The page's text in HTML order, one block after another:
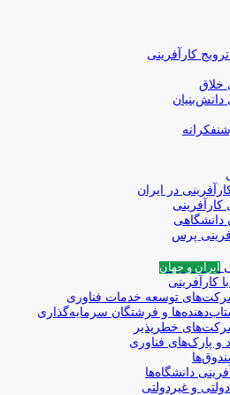
کارآفرینی
در ایران
کارآفرینی
دانشگاهی
پرس
ایران و جهان
کارآفرینی
توسعه‌ خدمات فناوری
و فرشتگان‌ سرمایه‌گذاری
خطرپذیر
و پارک‌های فناوری
دانشگاه‌ها
و غیردولتی